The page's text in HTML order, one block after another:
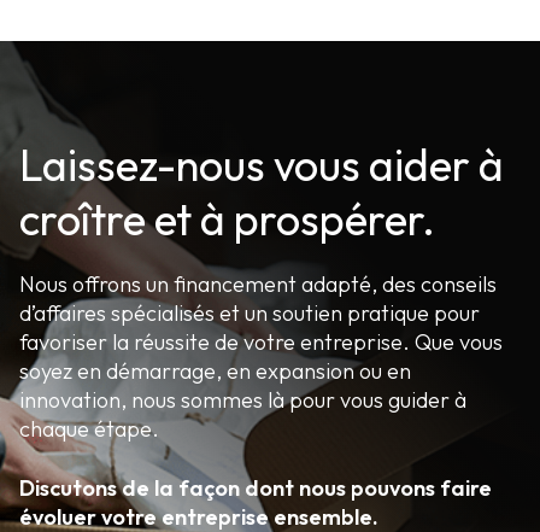
Laissez-nous vous aider à
croître et à prospérer.
Nous offrons un financement adapté, des conseils
d’affaires spécialisés et un soutien pratique pour
favoriser la réussite de votre entreprise. Que vous
soyez en démarrage, en expansion ou en
innovation, nous sommes là pour vous guider à
chaque étape.
Discutons de la façon dont nous pouvons faire
évoluer votre entreprise ensemble.